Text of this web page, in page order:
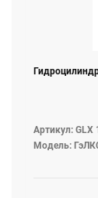
Артикул: GLX
Модель: